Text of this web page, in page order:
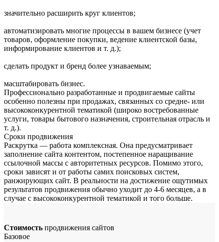
значительно расширить круг клиентов;
автоматизировать многие процессы в вашем бизнесе (учет
товаров, оформление покупки, ведение клиентской базы,
информирование клиентов и т. д.);
сделать продукт и бренд более узнаваемым;
масштабировать бизнес.
Профессионально разработанные и продвигаемые сайты
особенно полезны при продажах, связанных со средне- или
высококонкурентной тематикой (широко востребованные
услуги, товары бытового назначения, строительная отрасль и
т. д.).
Сроки продвижения
Раскрутка — работа комплексная. Она предусматривает
заполнение сайта контентом, постепенное наращивание
ссылочной массы с авторитетных ресурсов. Помимо этого,
сроки зависят и от работы самих поисковых систем,
ранжирующих сайт. В реальности на достижение ощутимых
результатов продвижения обычно уходит до 4-6 месяцев, а в
случае с высококонкурентной тематикой и того больше.
Стоимость продвижения сайтов
Базовое